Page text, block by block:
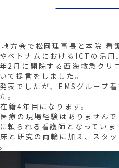
方会で松岡理事長と本院 看
ベトナムにおけるICTの活
2月に開院する西海救急ク
て提言をしました。
表でしたが、EMSグループ
。
籍4年目になります。
療の現場経験はありません
頼られる看護師となっていま
と研究の両輪に加え、スタ